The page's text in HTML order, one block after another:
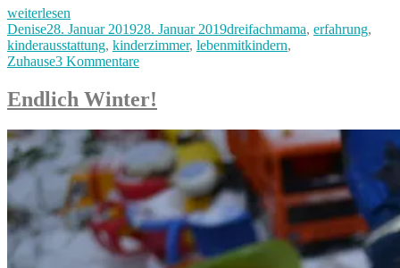
„Holzspielzeug
–
Elterntraum
oder
der
Kinder“
weiterlesen
Autor
DeniseVeröffentlicht
am
28. Januar 201928. Januar 2019Kategorien
dreifachmama, erfahrung,
kinderausstattung, kinderzimmer, lebenmitkindern,
Zuhause3 Kommentarezu
–
Elterntraum
Wunsch
Kinder
Endlich Winter!